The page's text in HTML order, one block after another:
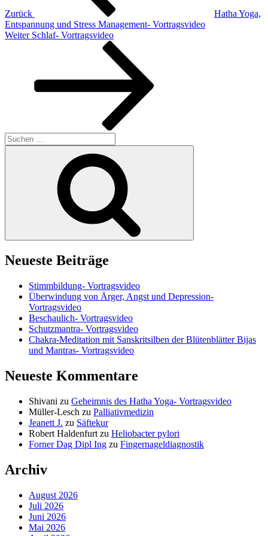
Zurück
Hatha Yoga,
Entspannung und Stress Management- Vortragsvideo
Nächster
Weiter Schlaf- Vortragsvideo
Suchen
nach:
Neueste Beiträge
Stimmbildung- Vortragsvideo
Überwindung von Ärger, Angst und Depression-
Vortragsvideo
Beschaulich- Vortragsvideo
Schutzmantra- Vortragsvideo
Chakra-Meditation mit Sanskritsilben der Blütenblätter Bijas
und Mantras- Vortragsvideo
Neueste Kommentare
Shivani zu Geheimnis des Hatha Yoga- Vortragsvideo
Müller-Lesch zu Palliativmedizin
Jeanett J. zu Säftekur
Robert Haldenfurt zu Heliobacter pylori
Forner Dag Dipl Ing zu Fingernageldiagnostik
Archiv
August 2026
Juli 2026
Juni 2026
Mai 2026